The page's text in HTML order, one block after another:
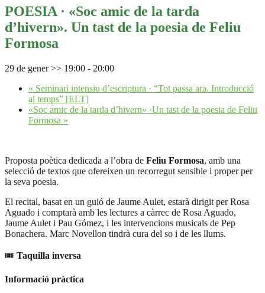
POESIA · «Soc amic de la tarda
d’hivern». Un tast de la poesia de Feliu
Formosa
29 de gener >> 19:00 - 20:00
« Seminari intensiu d’escriptura · “Tot passa ara. Introducció
al temps” [ELT]
«Soc amic de la tarda d’hivern» ·Un tast de la poesia de Feliu
Formosa »
Proposta poètica dedicada a l’obra de Feliu Formosa, amb una
selecció de textos que ofereixen un recorregut sensible i proper per
la seva poesia.
El recital, basat en un guió de Jaume Aulet, estarà dirigit per Rosa
Aguado i comptarà amb les lectures a càrrec de Rosa Aguado,
Jaume Aulet i Pau Gómez, i les intervencions musicals de Pep
Bonachera. Marc Novellon tindrà cura del so i de les llums.
🎟 Taquilla inversa
Informació pràctica